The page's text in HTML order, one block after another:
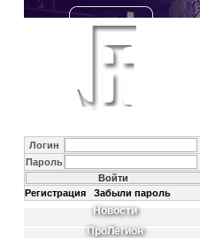
Логин
Пароль
Регистрация Забыли пароль
Новости
ПроЛегион